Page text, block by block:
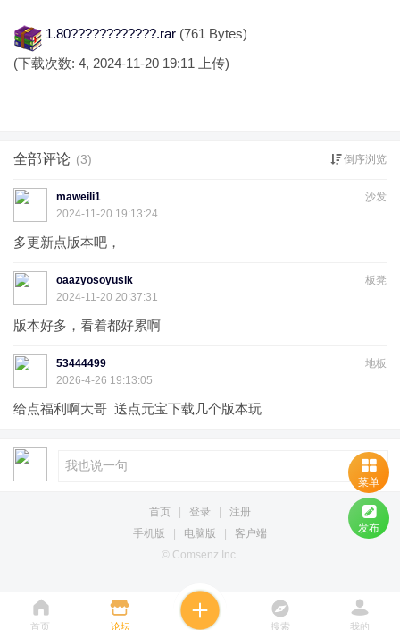
1.80????????????.rar (761 Bytes)
(下载次数: 4, 2024-11-20 19:11 上传)
全部评论 (3) 倒序浏览
沙发
maweili1
2024-11-20 19:13:24
多更新点版本吧，
板凳
oaazyosoyusik
2024-11-20 20:37:31
版本好多，看着都好累啊
地板
53444499
2026-4-26 19:13:05
给点福利啊大哥 送点元宝下载几个版本玩
首页 登录
注册
手机版
电脑版
客户端
© Comsenz Inc.
首页 论坛 搜索 我的
菜单
发布